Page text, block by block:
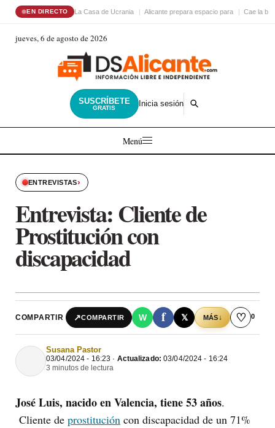
EN DIRECTO La Casa de Ucrania Alicante prepara espacio para Cae la
jueves, 6 de agosto de 2026
SUSCRÍBETE
GRATIS Inicia sesión
Menú
ENTREVISTAS›
Entrevista: Cliente de
Prostitución con
discapacidad
COMPARTIR ↗COMPARTIR W f 𝕏 MÁS↓ ♡ 0
Susana Pastor
03/04/2024 - 16:23 · Actualizado: 03/04/2024 - 16:24
3 minutos de lectura
José Luis, nacido en Valencia, tiene 53 años.
Cliente de prostitución con discapacidad de un 71%